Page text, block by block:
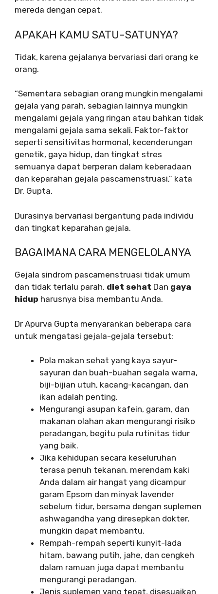
mereda dengan cepat.
APAKAH KAMU SATU-SATUNYA?
Tidak, karena gejalanya bervariasi dari orang ke
orang.
“Sementara sebagian orang mungkin mengalami
gejala yang parah, sebagian lainnya mungkin
mengalami gejala yang ringan atau bahkan tidak
mengalami gejala sama sekali. Faktor-faktor
seperti sensitivitas hormonal, kecenderungan
genetik, gaya hidup, dan tingkat stres
semuanya dapat berperan dalam keberadaan
dan keparahan gejala pascamenstruasi,” kata
Dr. Gupta.
Durasinya bervariasi bergantung pada individu
dan tingkat keparahan gejala.
BAGAIMANA CARA MENGELOLANYA
Gejala sindrom pascamenstruasi tidak umum
dan tidak terlalu parah. diet sehat Dan gaya
hidup harusnya bisa membantu Anda.
Dr Apurva Gupta menyarankan beberapa cara
untuk mengatasi gejala-gejala tersebut:
Pola makan sehat yang kaya sayur-
sayuran dan buah-buahan segala warna,
biji-bijian utuh, kacang-kacangan, dan
ikan adalah penting.
Mengurangi asupan kafein, garam, dan
makanan olahan akan mengurangi risiko
peradangan, begitu pula rutinitas tidur
yang baik.
Jika kehidupan secara keseluruhan
terasa penuh tekanan, merendam kaki
Anda dalam air hangat yang dicampur
garam Epsom dan minyak lavender
sebelum tidur, bersama dengan suplemen
ashwagandha yang diresepkan dokter,
mungkin dapat membantu.
Rempah-rempah seperti kunyit-lada
hitam, bawang putih, jahe, dan cengkeh
dalam ramuan juga dapat membantu
mengurangi peradangan.
Jenis suplemen yang tepat, disesuaikan